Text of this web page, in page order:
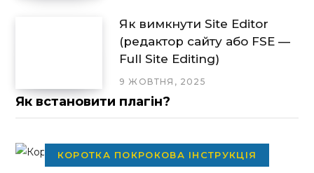
Як вимкнути Site Editor
(редактор сайту або FSE —
Full Site Editing)
9 ЖОВТНЯ, 2025
Як встановити плагін?
КОРОТКА ПОКРОКОВА ІНСТРУКЦІЯ